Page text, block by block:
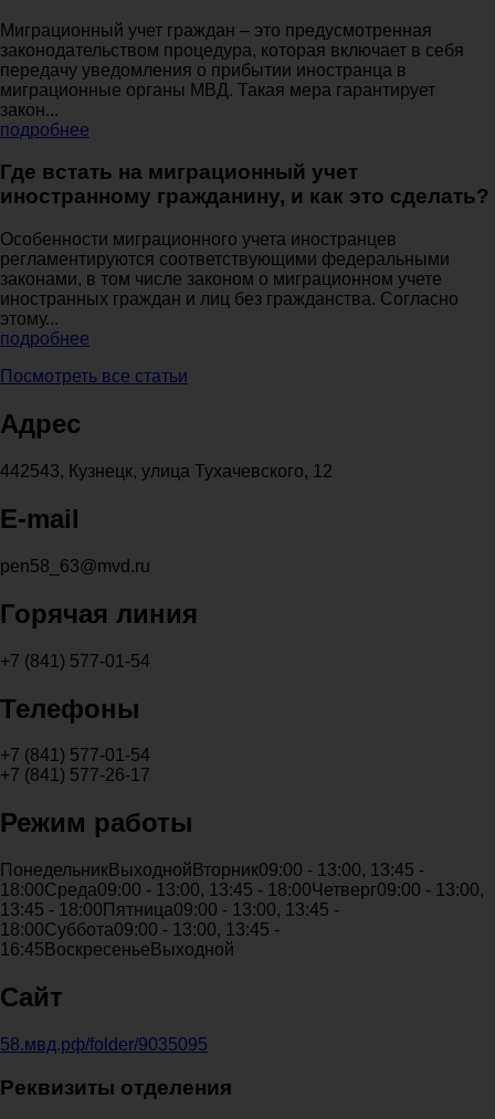
Миграционный учет граждан – это предусмотренная
законодательством процедура, которая включает в себя
передачу уведомления о прибытии иностранца в
миграционные органы МВД. Такая мера гарантирует
закон...
подробнее
Где встать на миграционный учет
иностранному гражданину, и как это сделать?
Особенности миграционного учета иностранцев
регламентируются соответствующими федеральными
законами, в том числе законом о миграционном учете
иностранных граждан и лиц без гражданства. Согласно
этому...
подробнее
Посмотреть все статьи
Адрес
442543, Кузнецк, улица Тухачевского, 12
E-mail
pen58_63@mvd.ru
Горячая линия
+7 (841) 577-01-54
Телефоны
+7 (841) 577-01-54
+7 (841) 577-26-17
Режим работы
ПонедельникВыходной Вторник09:00 - 13:00, 13:45 -
18:00Среда09:00 - 13:00, 13:45 - 18:00Четверг09:00 - 13:00,
13:45 - 18:00 Пятница09:00 - 13:00, 13:45 -
18:00Суббота09:00 - 13:00, 13:45 -
16:45 Воскресенье Выходной
Сайт
58.мвд.рф/folder/9035095
Реквизиты отделения